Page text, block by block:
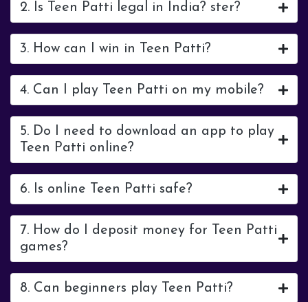
2. Is Teen Patti legal in India? ster?
3. How can I win in Teen Patti?
4. Can I play Teen Patti on my mobile?
5. Do I need to download an app to play
Teen Patti online?
6. Is online Teen Patti safe?
7. How do I deposit money for Teen Patti
games?
8. Can beginners play Teen Patti?